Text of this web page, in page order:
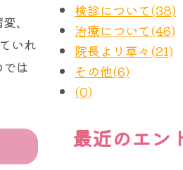
、
いれ
は
検診について(38)
治療について(46)
院長より草々(21)
その他(6)
(0)
最近のエン